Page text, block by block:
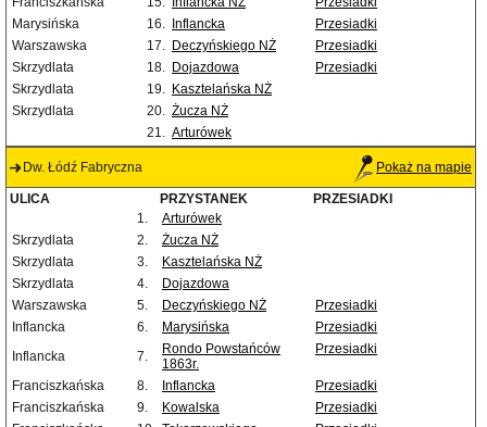
Marysińska
16. Inflancka
Przesiadki
Warszawska
17. Deczyńskiego NŻ
Przesiadki
Skrzydlata
18. Dojazdowa
Przesiadki
Skrzydlata
19. Kasztelańska NŻ
Skrzydlata
20. Żucza NŻ
21. Arturówek
Dw. Łódź Fabryczna Pokaż na mapie
ULICA PRZYSTANEK
PRZESIADKI
1.
Arturówek
Skrzydlata
2.
Żucza NŻ
Skrzydlata
3.
Kasztelańska NŻ
Skrzydlata
4.
Dojazdowa
Warszawska
5. Deczyńskiego NŻ
Przesiadki
Inflancka
6. Marysińska
Przesiadki
Inflancka
7.
Rondo Powstańców
1863r.
Przesiadki
Franciszkańska 8. Inflancka
Przesiadki
Franciszkańska
9. Kowalska
Przesiadki